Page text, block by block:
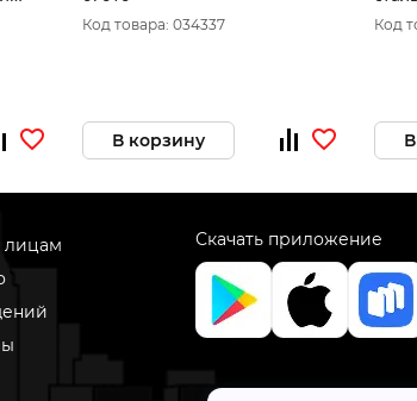
Код товара: 034337
В корзину
Код
Скачать приложение